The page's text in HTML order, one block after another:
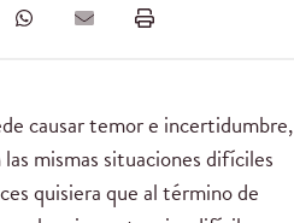
causar temor e incertidumbre,
mismas situaciones difíciles
quisiera que al término de